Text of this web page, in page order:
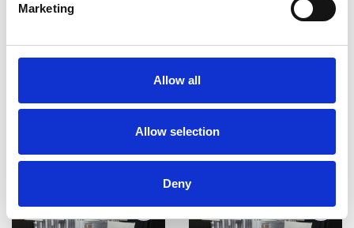
Marketing
Allow all
Allow selection
Deny
Arbeitshöhe 10 m mit
Anhänger
Exkl. MwSt
ASC Rollgerüst 1,35 x 2,50
Arbeitshöhe 8 m mit
Anhänger
€4.459,00
Exkl. MwSt